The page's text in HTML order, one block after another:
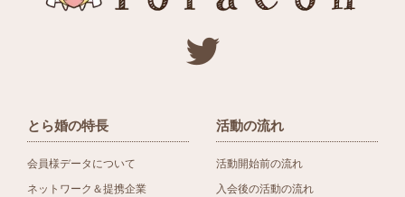
とら婚の特長
会員様データについて
ネットワーク＆提携企業
活動の流れ
活動開始前の流れ
入会後の活動の流れ